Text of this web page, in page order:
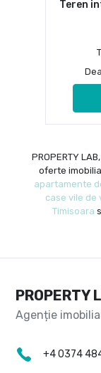
Teren
PROPERTY
oferte
apartamente
case vile de
Timisoara
PROPERTY
+4 0374